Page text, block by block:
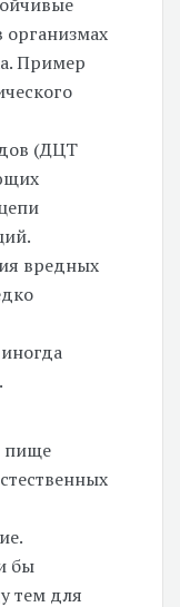
Пример
(ДЦТ
вредных
пище
бы
тем для